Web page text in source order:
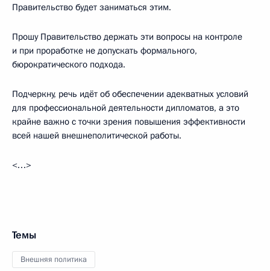
Правительство будет заниматься этим.
Прошу Правительство держать эти вопросы на контроле
и при проработке не допускать формального,
бюрократического подхода.
Подчеркну, речь идёт об обеспечении адекватных условий
для профессиональной деятельности дипломатов, а это
крайне важно с точки зрения повышения эффективности
всей нашей внешнеполитической работы.
<…>
Темы
Внешняя политика